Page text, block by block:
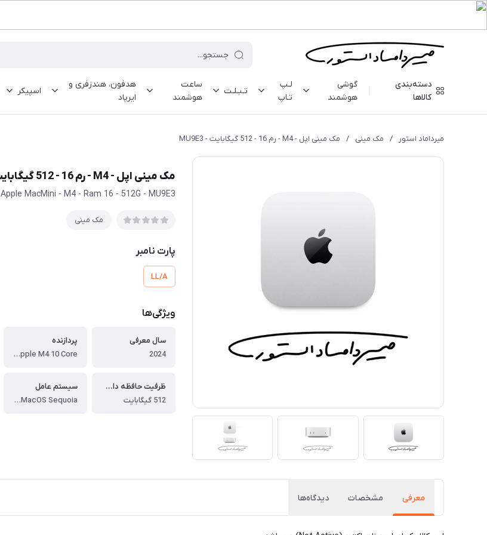
دسته‌بندی
کالاها
گوشی
هوشمند
لـپ
تـاپ
تـبـلـت
ساعت
هوشمند
هدفون، هندزفری و
ایرپاد
اسپیکر
میرداماد استور / مک مینی / مک مینی اپل - M4 - رم 16 - 512 گیگابایت - MU9E3
مک مینی اپل - M4 - رم 16 - 512 گیگابایت - MU9E3
Apple MacMini - M4 - Ram 16 - 512G - MU9E3
مک مینی
پارت نامبر
LL/A
ویژگی‌ها
سال معرفی
2024
پردازنده
Apple M4 10 Core ، پردازنده 10 هسته ای (چهارهسته کارایی +شش هسته بهره وری)
ظرفیت حافظه داخلی
512 گیگابایت
سیستم عامل
Apple MacOS Sequoia ، قابلیت آپدیت به جدیدترین نسخه
معرفی مشخصات دیدگاه‌ها